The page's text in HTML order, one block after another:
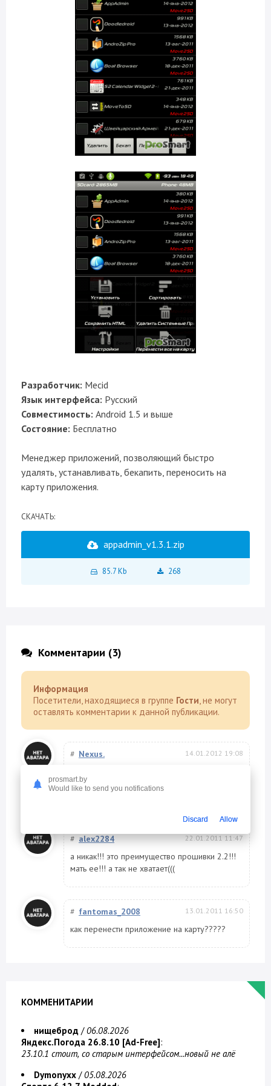
Разработчик: Mecid
Язык интерфейса: Русский
Совместимость: Android 1.5 и выше
Состояние: Бесплатно
Менеджер приложений, позволяющий быстро
удалять, устанавливать, бекапить, переносить на
карту приложения.
CКАЧАТЬ:
appadmin_v1.3.1.zip
85.7 Kb 268
Комментарии (3)
Информация
Посетители, находящиеся в группе Гости, не могут
оставлять комментарии к данной публикации.
# Nexus. 14.01.2012 19:08
приложения куда хотите! у меня все на
# alex2284 22.01.2011 11:47
а никак!!! это преимущество прошивки 2.2!!!
мать ее!!! а так не хватает(((
# fantomas_2008 13.01.2011 16:50
как перенести приложение на карту?????
КОММЕНИТАРИИ
нищеброд /06.08.2026
Яндекс.Погода 26.8.10 [Ad-Free]:
23.10.1 стоит, со старым интерфейсом...новый не алё
Dymonyxx /05.08.2026
prosmart.by
Would like to send you notifications
Discard Allow